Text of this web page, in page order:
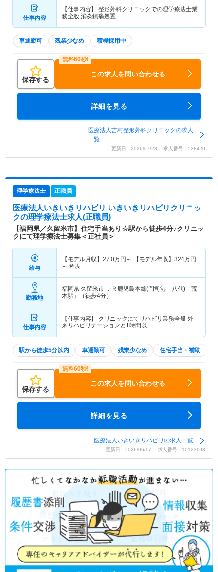
仕事内容
【仕事内容】 整形外科クリニックでの理学療法士業
務全般 消炎鎮痛処置
車通勤可 残業少なめ 積極採用中
保存する
この求人を問い合わせる
詳細を見る
医療法人吉村整形外科クリニックの求人
一覧
更新日：2026/07/23 求人番号：528420
理学療法士 正職員
医療法人いきいきリハビリ いきいきリハビリクリニッ
クの理学療法士求人(正職員)
【福岡県／久留米市】住宅手当あり☆駅から徒歩4分♪クリニッ
クにて理学療法士募集＜正社員＞
給与
【モデル月収】 27.0万円～ 【モデル年収】 324万円
～ 程度
勤務地
福岡県 久留米市
ＪＲ鹿児島本線(門司港－八代)「荒
木駅」（徒歩4分）
仕事内容
【仕事内容】 クリニックにてリハビリ業務全般 外
来リハビリテーションと1時間以…
駅から徒歩5分以内 車通勤可 残業少なめ 住宅手当・補助
保存する
この求人を問い合わせる
詳細を見る
医療法人いきいきリハビリの求人一覧
更新日：2026/06/17 求人番号：10123093